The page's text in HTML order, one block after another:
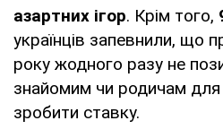
азартних ігор. Крім того,
українців запевнили, що
року жодного разу не
знайомим чи родичам
зробити ставку.